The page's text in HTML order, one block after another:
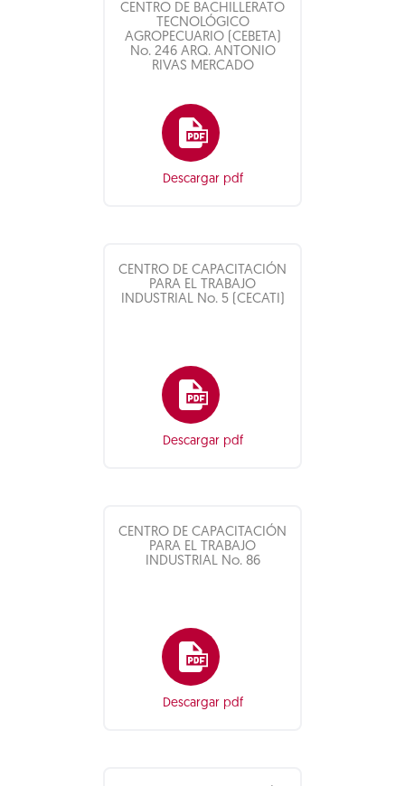
CENTRO DE BACHILLERATO
TECNOLÓGICO
AGROPECUARIO (CEBETA)
No. 246 ARQ. ANTONIO
RIVAS MERCADO
Descargar pdf
CENTRO DE CAPACITACIÓN
PARA EL TRABAJO
INDUSTRIAL No. 5 (CECATI)
Descargar pdf
CENTRO DE CAPACITACIÓN
PARA EL TRABAJO
INDUSTRIAL No. 86
Descargar pdf